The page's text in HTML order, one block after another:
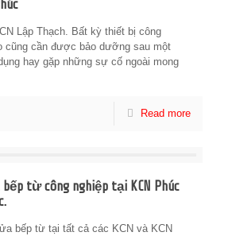
Lập Thạch. Bất kỳ thiết bị công
cũng cần được bảo dưỡng sau một
hay gặp những sự cố ngoài mong
Read more
từ công nghiệp tại KCN Phúc
bếp từ tại tất cả các KCN và KCN